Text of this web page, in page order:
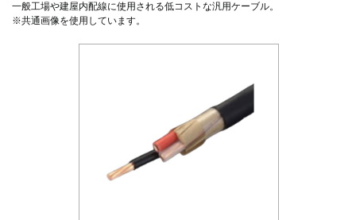
一般工場や建屋内配線に使用される低コストな汎用ケーブル。
※共通画像を使用しています。